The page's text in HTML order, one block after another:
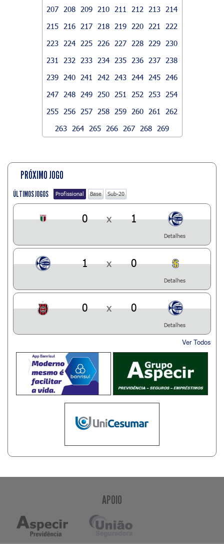
207
208 209 210 211 212 213
214
215
216 217 218 219 220 221
222
223
224 225 226 227 228 229
230
231
232 233 234 235 236 237
238
239
240 241 242 243 244 245
246
247
248 249 250 251 252 253
254
255
256 257 258 259 260 261
262
263
264 265 266 267 268 269
PRÓXIMO JOGO
ÚLTIMOS JOGOS Profissional Base Sub-20
0 x 1
Detalhes
1 x 0
Detalhes
0 x 0
Detalhes
Ver Todos
APOIO